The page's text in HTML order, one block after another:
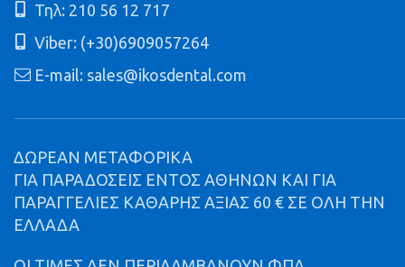
Τηλ: 210 56 12 717
Viber: (+30)6909057264
E-mail: sales@ikosdental.com
ΔΩΡΕΑΝ ΜΕΤΑΦΟΡΙΚΑ
ΓΙΑ ΠΑΡΑΔΟΣΕΙΣ ΕΝΤΟΣ ΑΘΗΝΩΝ ΚΑΙ ΓΙΑ
ΠΑΡΑΓΓΕΛΙΕΣ ΚΑΘΑΡΗΣ ΑΞΙΑΣ 60 € ΣΕ ΟΛΗ ΤΗΝ
ΕΛΛΑΔΑ